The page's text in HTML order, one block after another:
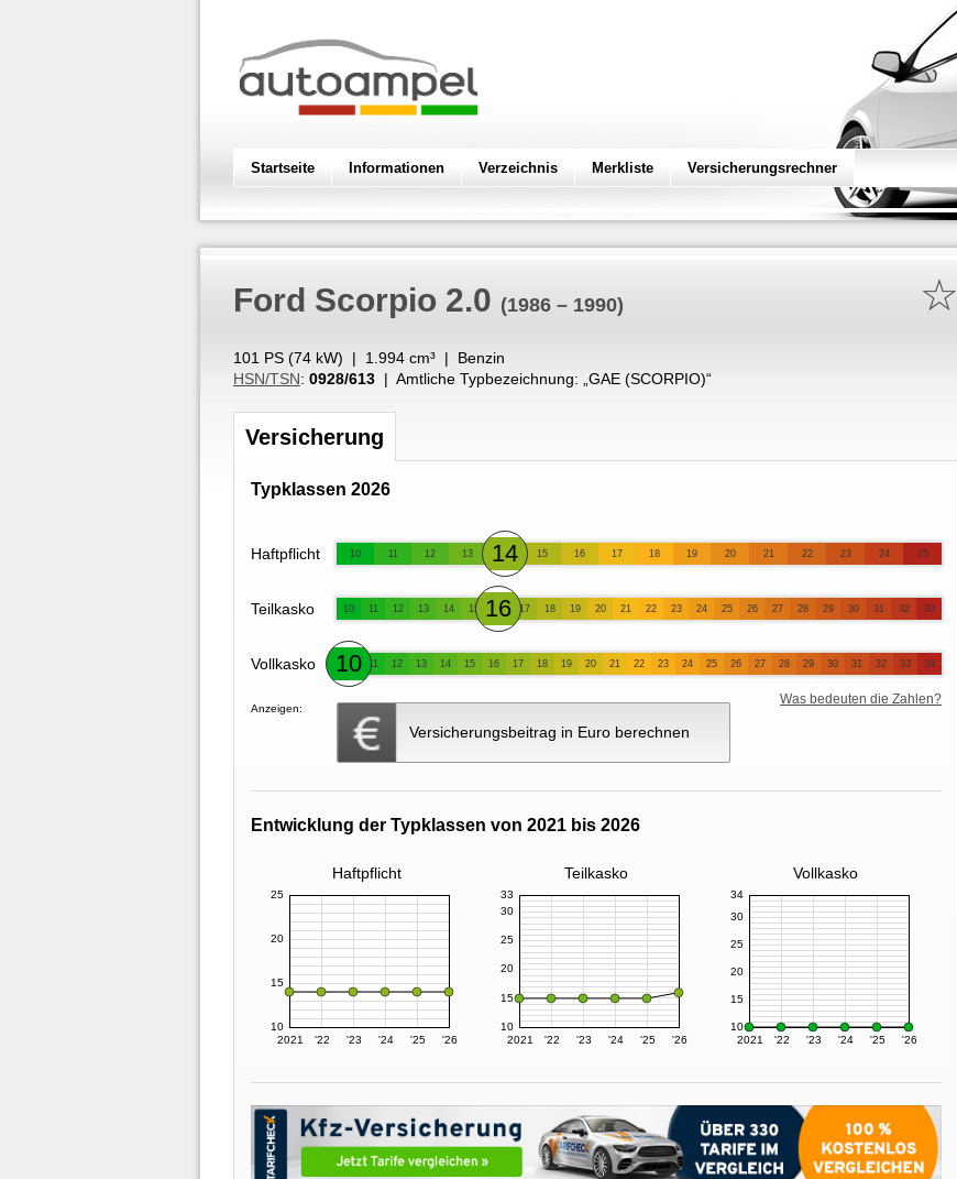
Startseite Informationen Verzeichnis Merkliste Versicherungsrechner
☆
Ford Scorpio 2.0 (1986 – 1990)
101 PS (74 kW) | 1.994 cm³ | Benzin
HSN/TSN: 0928/613 | Amtliche Typbezeichnung: „ GAE (SCORPIO)“
Versicherung
Typklassen 2026
Haftpflicht 10 11 12 13 14 15 16 17 18 19 20 21 22 23 24 25
Teilkasko 10 11 12 13 14 15 16 17 18 19 20 21 22 23 24 25 26 27 28 29 30 31 32 33
Vollkasko 10 11 12 13 14 15 16 17 18 19 20 21 22 23 24 25 26 27 28 29 30 31 32 33 34
Anzeigen:
Versicherungsbeitrag in Euro berechnen
Was bedeuten die Zahlen?
Entwicklung der Typklassen von 2021 bis 2026
Haftpflicht Teilkasko Vollkasko
2021 '22 '23 '24 '25 '26
10
15
20
25
2021 '22 '23 '24 '25 '26
10
15
20
25
30
33
2021 '22 '23 '24 '25 '26
10
15
20
25
30
34